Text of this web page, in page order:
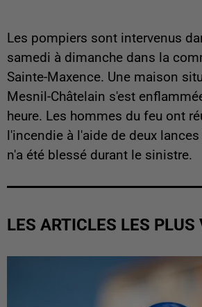
Les pompiers sont intervenus
samedi à dimanche dans la
Sainte-Maxence. Une maison
Mesnil-Châtelain s'est
heure. Les hommes du feu ont
l'incendie à l'aide de deux
n'a été blessé durant le sinistre.
LES ARTICLES LES PLUS